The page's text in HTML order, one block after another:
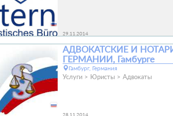
29.11.2014
АДВОКАТСКИЕ И
ГЕРМАНИИ, Гамбурге
Гамбург, Германия
Услуги Юристы Адвокаты
28.11.2014